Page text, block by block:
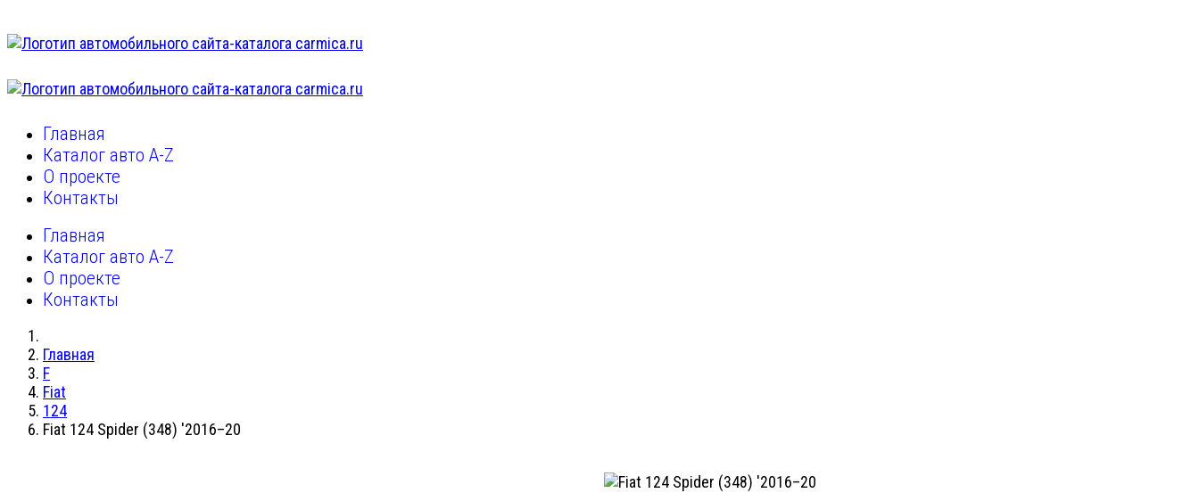
Главная
Каталог авто A-Z
О проекте
Контакты
Главная
Каталог авто A-Z
О проекте
Контакты
Главная
F
Fiat
124
Fiat 124 Spider (348) '2016–20